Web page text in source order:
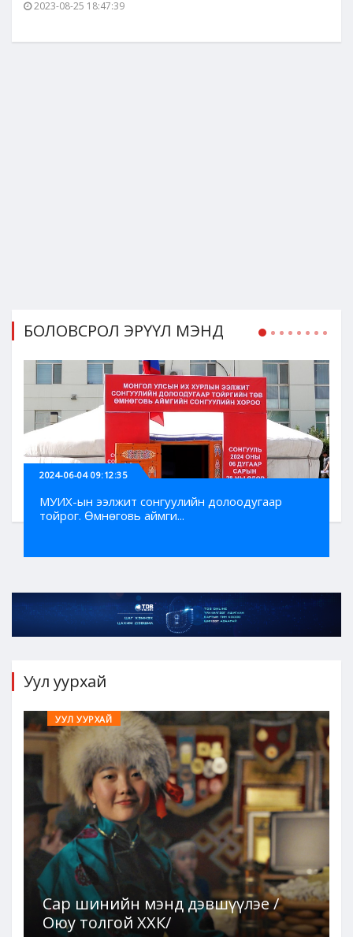
2023-08-25 18:47:39
БОЛОВСРОЛ ЭРҮҮЛ МЭНД
2024-06-04 09:12:35
МУИХ-ын ээлжит сонгуулийн долоодугаар
тойрог. Өмнөговь аймги...
Уул уурхай
УУЛ УУРХАЙ
Сар шинийн мэнд дэвшүүлэе /
Оюу толгой ХХК/